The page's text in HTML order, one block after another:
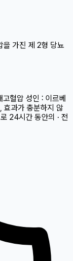
을 가진 제 2형 당뇨
혈압 성인 : 이르베
효과가 충분하지 않
24시간 동안의 · 전